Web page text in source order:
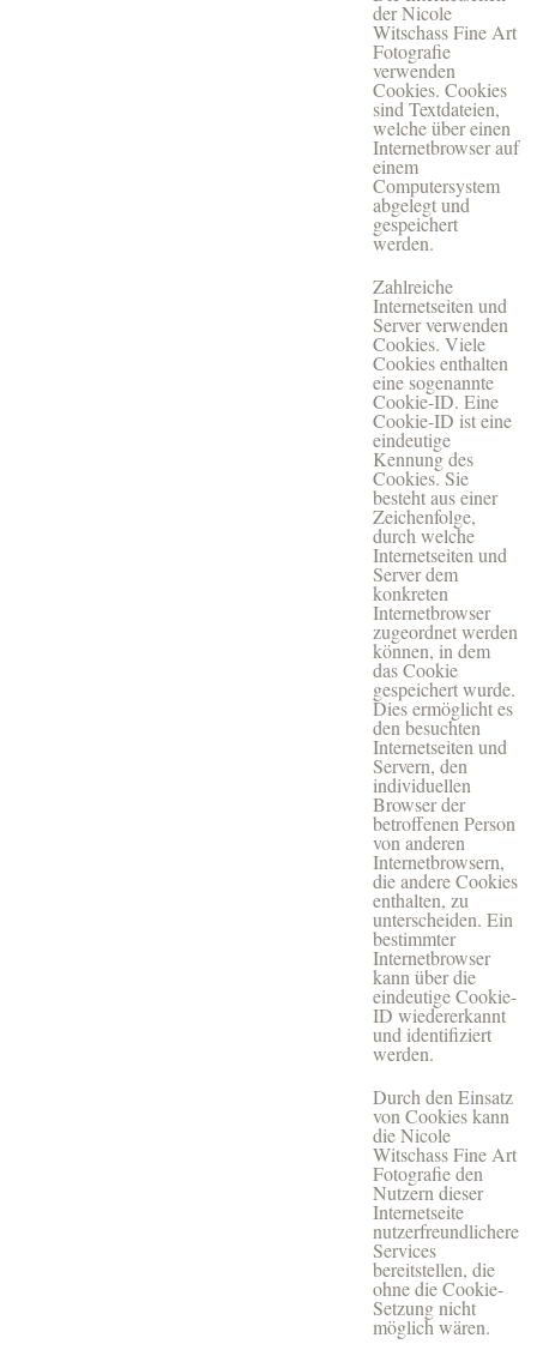
der Nicole
Witschass Fine Art
Fotografie
verwenden
Cookies. Cookies
sind Textdateien,
welche über einen
Internetbrowser auf
einem
Computersystem
abgelegt und
gespeichert
werden.
Zahlreiche
Internetseiten und
Server verwenden
Cookies. Viele
Cookies enthalten
eine sogenannte
Cookie-ID. Eine
Cookie-ID ist eine
eindeutige
Kennung des
Cookies. Sie
besteht aus einer
Zeichenfolge,
durch welche
Internetseiten und
Server dem
konkreten
Internetbrowser
zugeordnet werden
können, in dem
das Cookie
gespeichert wurde.
Dies ermöglicht es
den besuchten
Internetseiten und
Servern, den
individuellen
Browser der
betroffenen Person
von anderen
Internetbrowsern,
die andere Cookies
enthalten, zu
unterscheiden. Ein
bestimmter
Internetbrowser
kann über die
eindeutige Cookie-
ID wiedererkannt
und identifiziert
werden.
Durch den Einsatz
von Cookies kann
die Nicole
Witschass Fine Art
Fotografie den
Nutzern dieser
Internetseite
nutzerfreundlichere
Services
bereitstellen, die
ohne die Cookie-
Setzung nicht
möglich wären.